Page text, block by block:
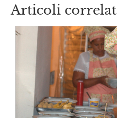
Articoli